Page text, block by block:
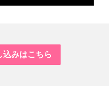
込みはこちら